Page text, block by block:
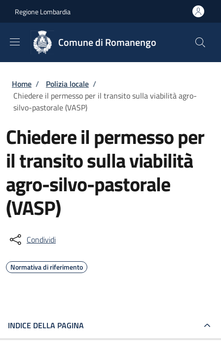
Regione Lombardia
Comune di Romanengo
Briciole di pane
Home / Polizia locale /
Chiedere il permesso per il transito sulla viabilità agro-
silvo-pastorale (VASP)
Chiedere il permesso per
il transito sulla viabilità
agro-silvo-pastorale
(VASP)
Condividi
Normativa di riferimento
INDICE DELLA PAGINA